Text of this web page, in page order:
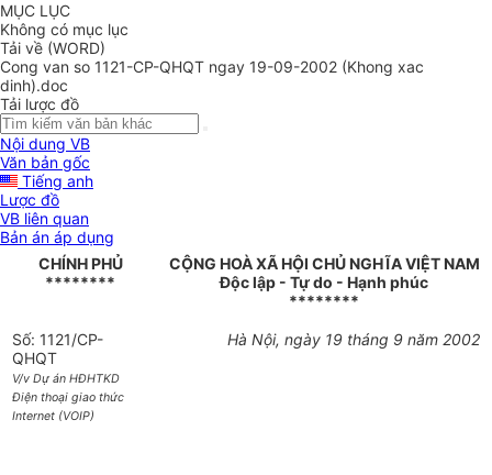
MỤC LỤC
Không có mục lục
Tải về (WORD)
Cong van so 1121-CP-QHQT ngay 19-09-2002 (Khong xac
dinh).doc
Tải lược đồ
Nội dung VB
Văn bản gốc
Tiếng anh
Lược đồ
VB liên quan
Bản án áp dụng
CHÍNH PHỦ
********
CỘNG HOÀ XÃ HỘI CHỦ NGHĨA VIỆT NAM
Độc lập - Tự do - Hạnh phúc
********
Số: 1121/CP-
QHQT
V/v Dự án HĐHTKD
Điện thoại giao thức
Internet (VOIP)
Hà Nội, ngày 19 tháng 9 năm 2002